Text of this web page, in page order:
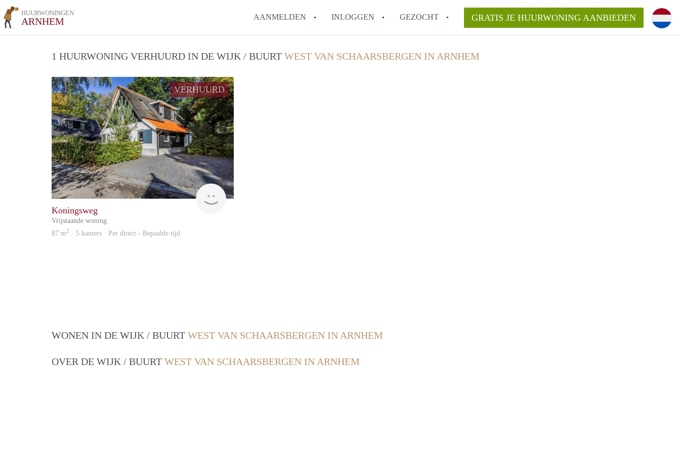
HUURWONINGEN
ARNHEM AANMELDEN INLOGGEN GEZOCHT GRATIS JE HUURWONING AANBIEDEN
1 HUURWONING VERHUURD IN DE WIJK / BUURT WEST VAN SCHAARSBERGEN IN ARNHEM
VERHUURD
B2
Koningsweg
Vrijstaande woning
87 m2 · 5 kamers · Per direct - Bepaalde tijd
WONEN IN DE WIJK / BUURT WEST VAN SCHAARSBERGEN IN ARNHEM
OVER DE WIJK / BUURT WEST VAN SCHAARSBERGEN IN ARNHEM